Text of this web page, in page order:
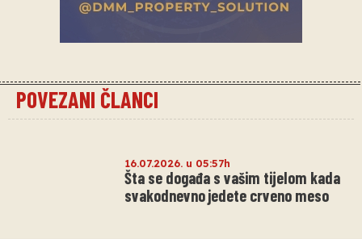
POVEZANI ČLANCI
16.07.2026. u 05:57h
Šta se događa s vašim tijelom kada
svakodnevno jedete crveno meso